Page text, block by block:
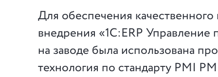
Для обеспечения
внедрения «1С:ERP Управление
на заводе была использована
технология по стандарту PMI